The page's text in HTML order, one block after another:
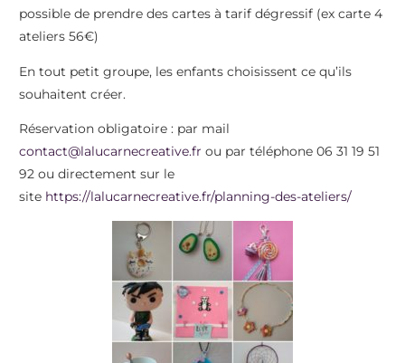
possible de prendre des cartes à tarif dégressif (ex carte 4
ateliers 56€)
En tout petit groupe, les enfants choisissent ce qu’ils
souhaitent créer.
Réservation obligatoire : par mail
contact@lalucarnecreative.fr ou par téléphone 06 31 19 51
92 ou directement sur le
site https://lalucarnecreative.fr/planning-des-ateliers/